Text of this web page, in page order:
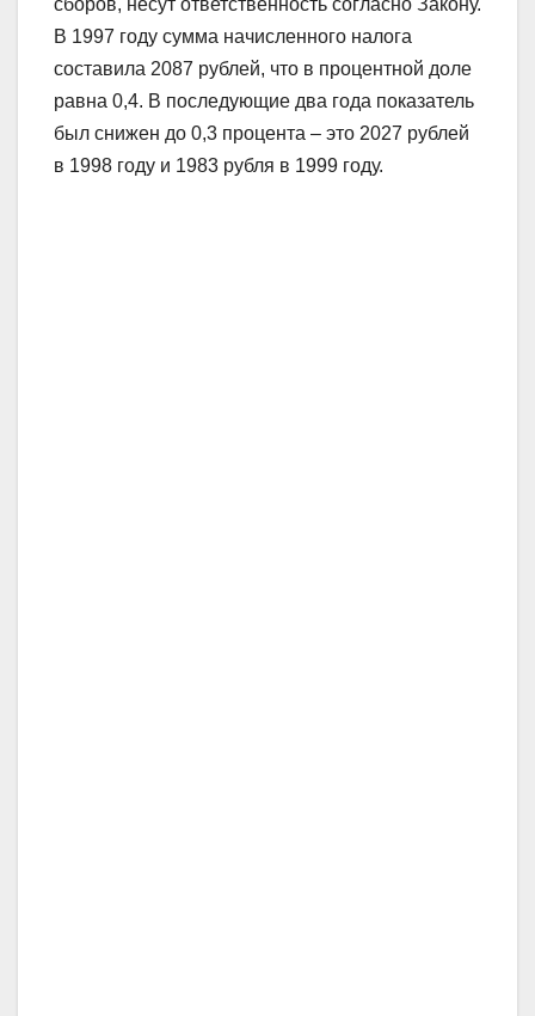
сборов, несут ответственность согласно Закону.
В 1997 году сумма начисленного налога
составила 2087 рублей, что в процентной доле
равна 0,4. В последующие два года показатель
был снижен до 0,3 процента – это 2027 рублей
в 1998 году и 1983 рубля в 1999 году.